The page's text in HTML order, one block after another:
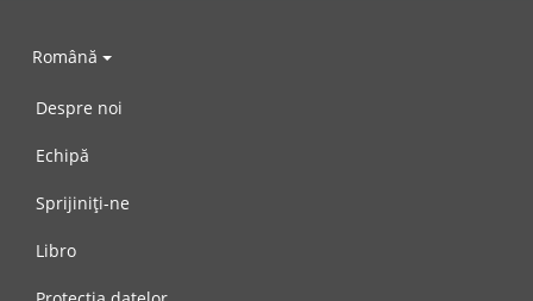
Română
Despre noi
Echipă
Sprijiniți-ne
Libro